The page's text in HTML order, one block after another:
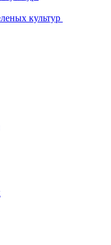
культур